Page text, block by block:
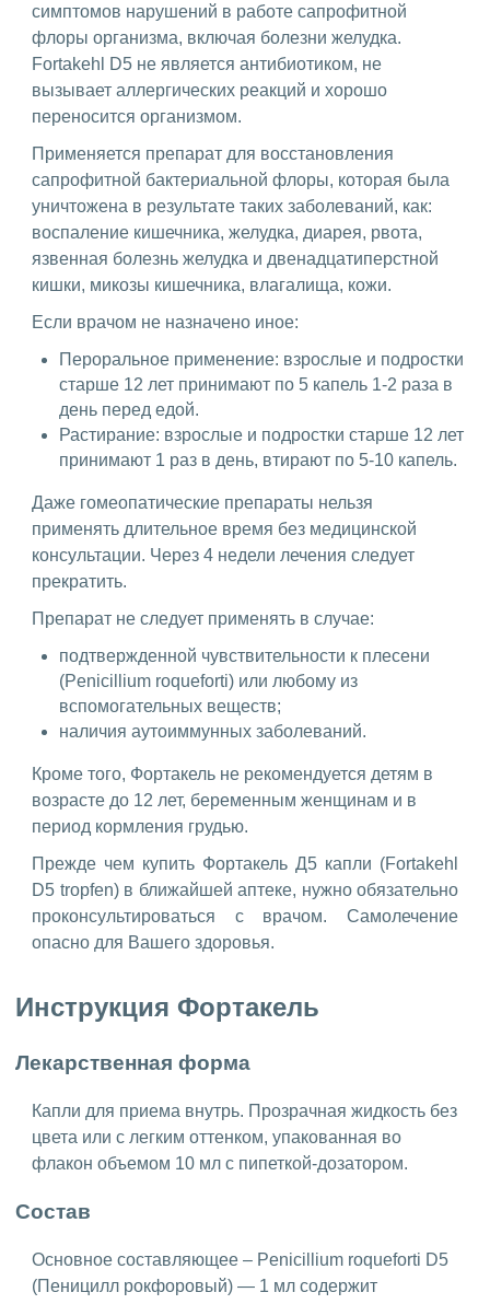
симптомов нарушений в работе сапрофитной
флоры организма, включая болезни желудка.
Fortakehl D5 не является антибиотиком, не
вызывает аллергических реакций и хорошо
переносится организмом.
Применяется препарат для восстановления
сапрофитной бактериальной флоры, которая была
уничтожена в результате таких заболеваний, как:
воспаление кишечника, желудка, диарея, рвота,
язвенная болезнь желудка и двенадцатиперстной
кишки, микозы кишечника, влагалища, кожи.
Если врачом не назначено иное:
Пероральное применение: взрослые и подростки
старше 12 лет принимают по 5 капель 1-2 раза в
день перед едой.
Растирание: взрослые и подростки старше 12 лет
принимают 1 раз в день, втирают по 5-10 капель.
Даже гомеопатические препараты нельзя
применять длительное время без медицинской
консультации. Через 4 недели лечения следует
прекратить.
Препарат не следует применять в случае:
подтвержденной чувствительности к плесени
(Penicillium roqueforti) или любому из
вспомогательных веществ;
наличия аутоиммунных заболеваний.
Кроме того, Фортакель не рекомендуется детям в
возрасте до 12 лет, беременным женщинам и в
период кормления грудью.
Прежде чем купить Фортакель Д5 капли (Fortakehl
D5 tropfen) в ближайшей аптеке, нужно обязательно
проконсультироваться с врачом. Самолечение
опасно для Вашего здоровья.
Инструкция Фортакель
Лекарственная форма
Капли для приема внутрь. Прозрачная жидкость без
цвета или с легким оттенком, упакованная во
флакон объемом 10 мл с пипеткой-дозатором.
Состав
Основное составляющее – Penicillium roqueforti D5
(Пеницилл рокфоровый) — 1 мл содержит